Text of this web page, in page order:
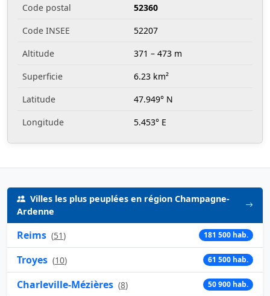
Code postal
52360
Code INSEE
52207
Altitude
371 – 473 m
Superficie
6.23 km²
Latitude
47.949° N
Longitude
5.453° E
Villes les plus peuplées en région Champagne-
Ardenne
Reims (51) 181 500 hab.
Troyes (10) 61 500 hab.
Charleville-Mézières (8) 50 900 hab.